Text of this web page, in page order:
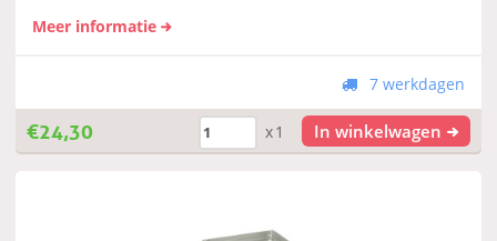
Meer informatie
7 werkdagen
€24,30 x1 In winkelwagen